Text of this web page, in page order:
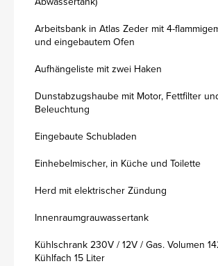
Arbeitsbank in Atlas Zeder mit 4-
und eingebautem Ofen
Aufhängeliste mit zwei Haken
Dunstabzugshaube mit Motor, Fettfilter
Beleuchtung
Eingebaute Schubladen
Einhebelmischer, in Küche und Toilette
Herd mit elektrischer Zündung
Innenraumgrauwassertank
Kühlschrank 230V / 12V / Gas. Volumen
Kühlfach 15 Liter